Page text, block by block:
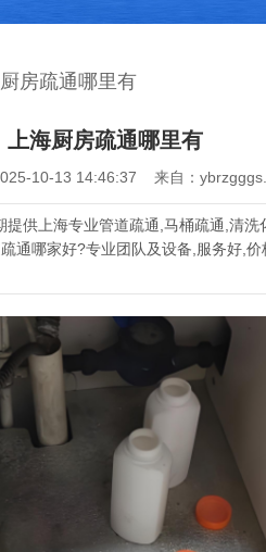
房疏通哪里有
上海厨房疏通哪里有
10-13 14:46:37 来自：
提供上海专业管道疏通,马桶疏通,清
通哪家好?专业团队及设备,服务好,